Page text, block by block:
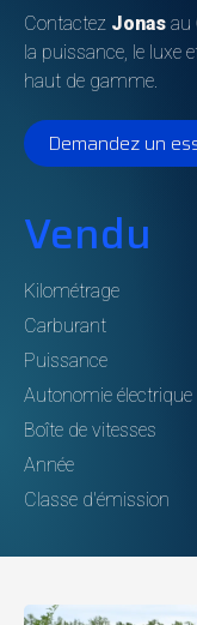
Contactez Jonas au
la puissance, le luxe
haut de gamme.
Demandez un
Vendu
Kilométrage
Carburant
Puissance
Autonomie électrique
Boîte de vitesses
Année
Classe d'émission